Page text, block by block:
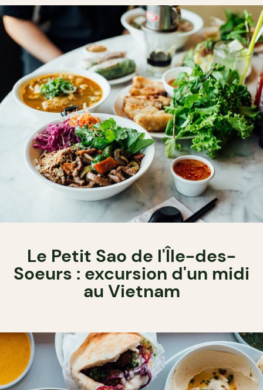
Le Petit Sao de l'Île-des-
Soeurs : excursion d'un midi
au Vietnam